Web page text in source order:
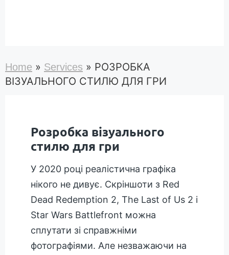
Home » Services » РОЗРОБКА
ВІЗУАЛЬНОГО СТИЛЮ ДЛЯ ГРИ
Розробка візуального
стилю для гри
У 2020 році реалістична графіка
нікого не дивує. Скріншоти з Red
Dead Redemption 2, The Last of Us 2 і
Star Wars Battlefront можна
сплутати зі справжніми
фотографіями. Але незважаючи на